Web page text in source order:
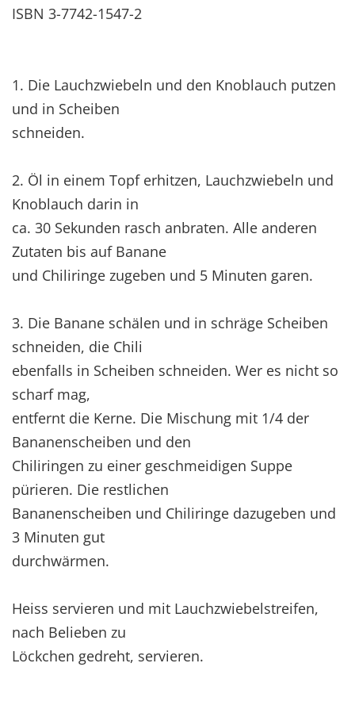
ISBN 3-7742-1547-2
1. Die Lauchzwiebeln und den Knoblauch putzen
und in Scheiben
schneiden.
2. Öl in einem Topf erhitzen, Lauchzwiebeln und
Knoblauch darin in
ca. 30 Sekunden rasch anbraten. Alle anderen
Zutaten bis auf Banane
und Chiliringe zugeben und 5 Minuten garen.
3. Die Banane schälen und in schräge Scheiben
schneiden, die Chili
ebenfalls in Scheiben schneiden. Wer es nicht so
scharf mag,
entfernt die Kerne. Die Mischung mit 1/4 der
Bananenscheiben und den
Chiliringen zu einer geschmeidigen Suppe
pürieren. Die restlichen
Bananenscheiben und Chiliringe dazugeben und
3 Minuten gut
durchwärmen.
Heiss servieren und mit Lauchzwiebelstreifen,
nach Belieben zu
Löckchen gedreht, servieren.